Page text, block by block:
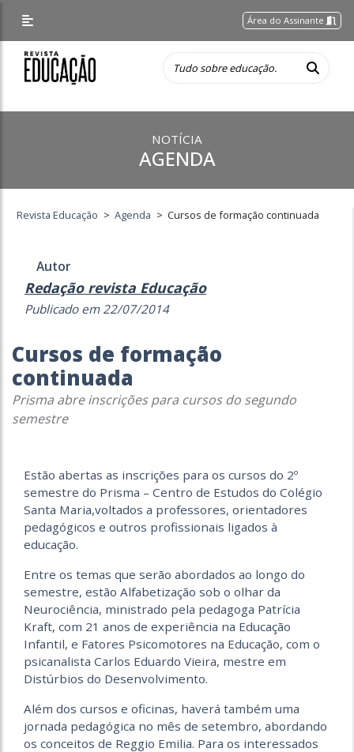
Área do Assinante
NOTÍCIA
AGENDA
Revista Educação > Agenda > Cursos de formação continuada
Autor
Redação revista Educação
Publicado em 22/07/2014
Cursos de formação
continuada
Prisma abre inscrições para cursos do segundo
semestre
Estão abertas as inscrições para os cursos do 2º
semestre do Prisma – Centro de Estudos do Colégio
Santa Maria,voltados a professores, orientadores
pedagógicos e outros profissionais ligados à
educação.
Entre os temas que serão abordados ao longo do
semestre, estão Alfabetização sob o olhar da
Neurociência, ministrado pela pedagoga Patrícia
Kraft, com 21 anos de experiência na Educação
Infantil, e Fatores Psicomotores na Educação, com o
psicanalista Carlos Eduardo Vieira, mestre em
Distúrbios do Desenvolvimento.
Além dos cursos e oficinas, haverá também uma
jornada pedagógica no mês de setembro, abordando
os conceitos de Reggio Emilia. Para os interessados